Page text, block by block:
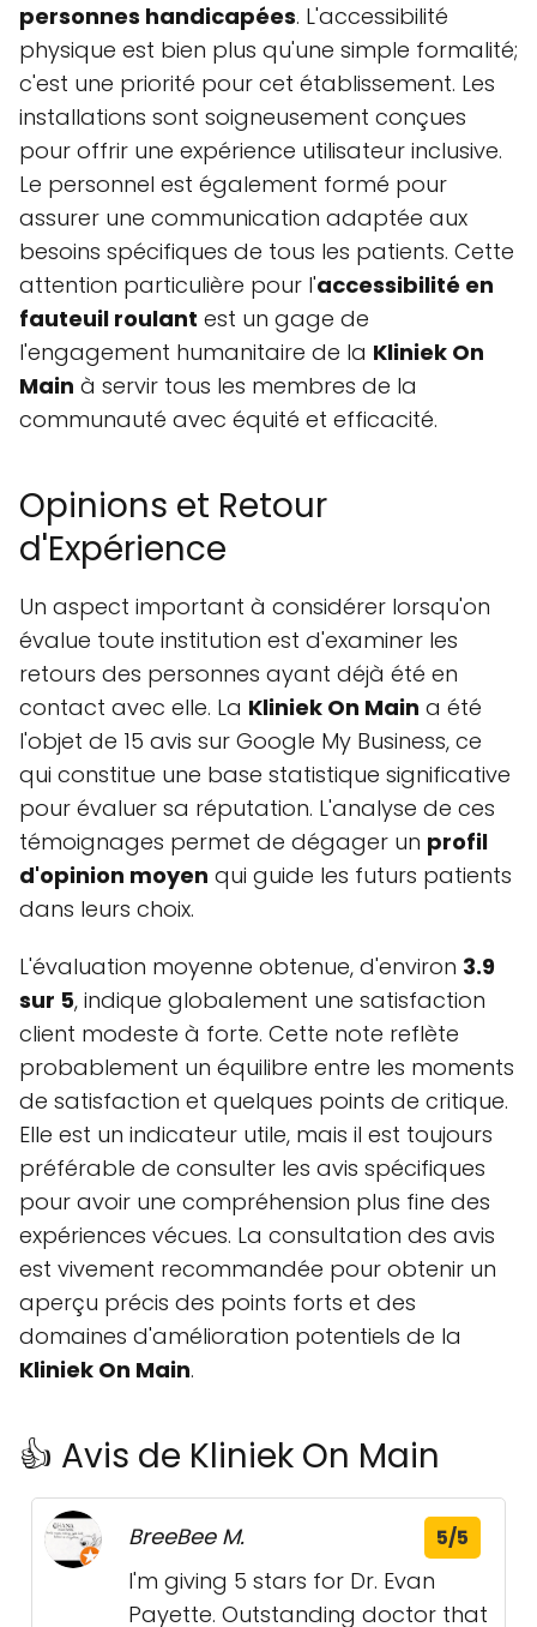
personnes handicapées. L'accessibilité
physique est bien plus qu'une simple formalité;
c'est une priorité pour cet établissement. Les
installations sont soigneusement conçues
pour offrir une expérience utilisateur inclusive.
Le personnel est également formé pour
assurer une communication adaptée aux
besoins spécifiques de tous les patients. Cette
attention particulière pour l'accessibilité en
fauteuil roulant est un gage de
l'engagement humanitaire de la Kliniek On
Main à servir tous les membres de la
communauté avec équité et efficacité.
Opinions et Retour
d'Expérience
Un aspect important à considérer lorsqu'on
évalue toute institution est d'examiner les
retours des personnes ayant déjà été en
contact avec elle. La Kliniek On Main a été
l'objet de 15 avis sur Google My Business, ce
qui constitue une base statistique significative
pour évaluer sa réputation. L'analyse de ces
témoignages permet de dégager un profil
d'opinion moyen qui guide les futurs patients
dans leurs choix.
L'évaluation moyenne obtenue, d'environ 3.9
sur 5, indique globalement une satisfaction
client modeste à forte. Cette note reflète
probablement un équilibre entre les moments
de satisfaction et quelques points de critique.
Elle est un indicateur utile, mais il est toujours
préférable de consulter les avis spécifiques
pour avoir une compréhension plus fine des
expériences vécues. La consultation des avis
est vivement recommandée pour obtenir un
aperçu précis des points forts et des
domaines d'amélioration potentiels de la
Kliniek On Main.
👍 Avis de Kliniek On Main
BreeBee M. 5/5
I'm giving 5 stars for Dr. Evan
Payette. Outstanding doctor that